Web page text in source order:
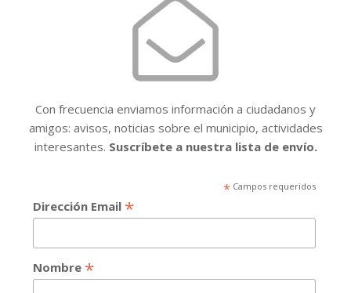
Con frecuencia enviamos información a ciudadanos y
amigos: avisos, noticias sobre el municipio, actividades
interesantes. Suscríbete a nuestra lista de envío.
*Campos requeridos
Dirección Email *
Nombre *